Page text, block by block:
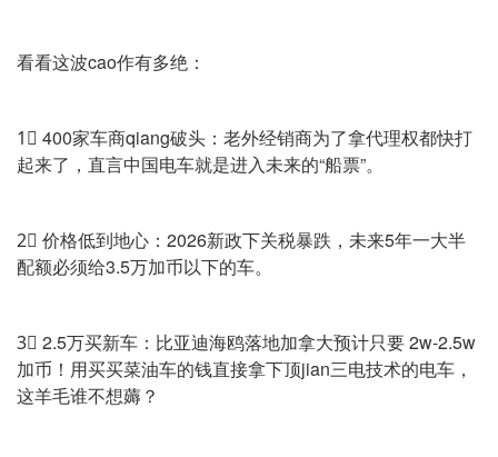
看看这波cao作有多绝：
1⃣️ 400家车商qiang破头：老外经销商为了拿代理权都快打
起来了，直言中国电车就是进入未来的“船票”。
2⃣️ 价格低到地心：2026新政下关税暴跌，未来5年一大半
配额必须给3.5万加币以下的车。
3⃣️ 2.5万买新车：比亚迪海鸥落地加拿大预计只要 2w-2.5w
加币！用买买菜油车的钱直接拿下顶jian三电技术的电车，
这羊毛谁不想薅？